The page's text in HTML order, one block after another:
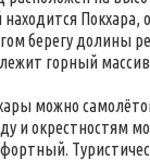
Покхара,
берегу долины
горный
можно
и окрестностям